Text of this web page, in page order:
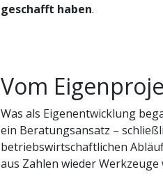
geschafft haben.
Vom
Was als Eigenentwicklung
ein Beratungsansatz –
betriebswirtschaftlichen
aus Zahlen wieder